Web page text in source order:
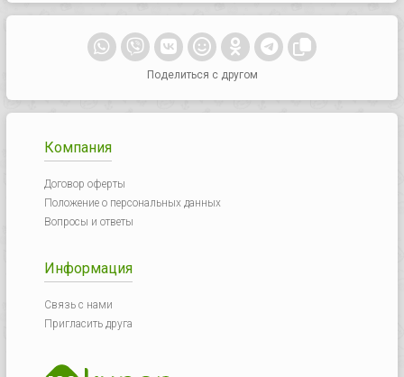
Поделиться с другом
Компания
Договор оферты
Положение о персональных данных
Вопросы и ответы
Информация
Связь с нами
Пригласить друга